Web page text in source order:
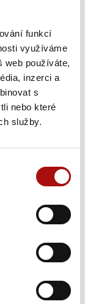
funkcí
využíváme
web používáte,
inzerci a
s
nebo které
služby.
otevírání s
panty, logo
Vína z
Moravy.
Vnitřní
rozměry 33
povrchové